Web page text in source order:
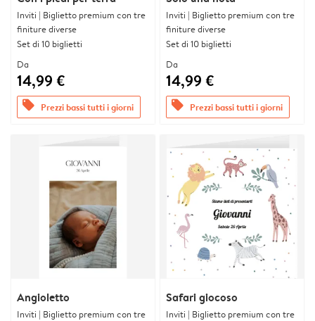
Inviti | Biglietto premium con tre
finiture diverse
Set di 10 biglietti
Da
14,99 €
offers Prezzi bassi tutti i giorni
Inviti | Biglietto premium con tre
finiture diverse
Set di 10 biglietti
Da
14,99 €
offers Prezzi bassi tutti i giorni
Angioletto
Inviti | Biglietto premium con tre
Safari giocoso
Inviti | Biglietto premium con tre